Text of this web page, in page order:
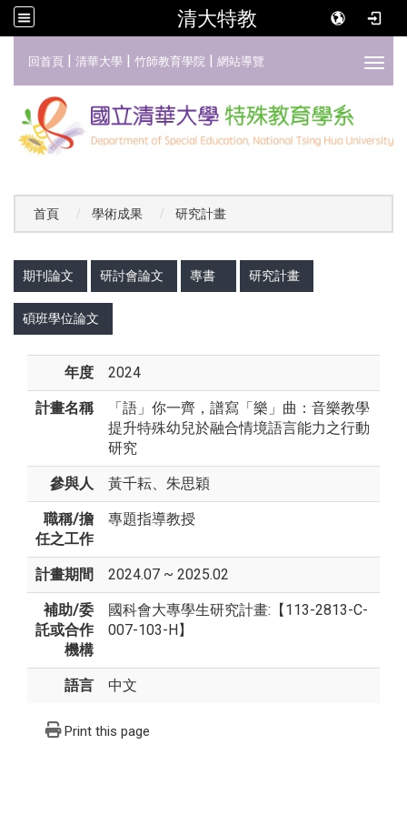
清大特教
回首頁 | 清華大學 | 竹師教育學院 | 網站導覽
首頁 學術成果 研究計畫
期刊論文 研討會論文 專書 研究計畫
碩班學位論文
年度 2024
計畫名稱
「語」你一齊，譜寫「樂」曲：音樂教學
提升特殊幼兒於融合情境語言能力之行動
研究
參與人 黃千耘、朱思穎
職稱/擔
任之工作
專題指導教授
計畫期間 2024.07 ~ 2025.02
補助/委
託或合作
機構
國科會大專學生研究計畫:【113-2813-C-
007-103-H】
語言 中文
Print this page